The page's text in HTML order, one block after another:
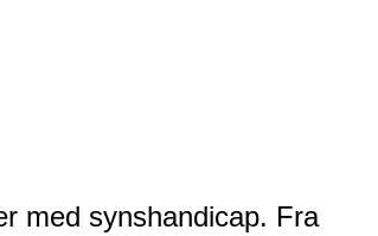
med synshandicap. Fra